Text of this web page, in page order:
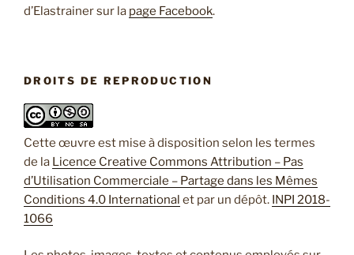
d’Elastrainer sur la page Facebook.
DROITS DE REPRODUCTION
Cette œuvre est mise à disposition selon les termes
de la Licence Creative Commons Attribution – Pas
d’Utilisation Commerciale – Partage dans les Mêmes
Conditions 4.0 International et par un dépôt. INPI 2018-
1066